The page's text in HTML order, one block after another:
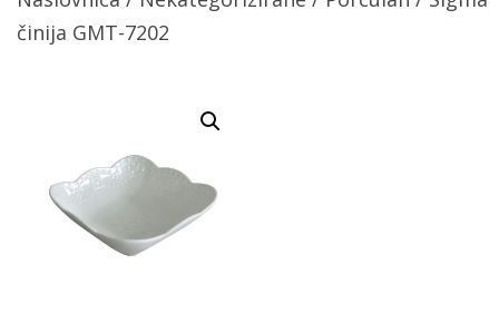
činija GMT-7202